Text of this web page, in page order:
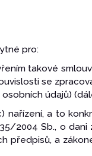
pro:
takové
se
údajů)
nařízení, a to
2004 Sb., o
předpisů, a